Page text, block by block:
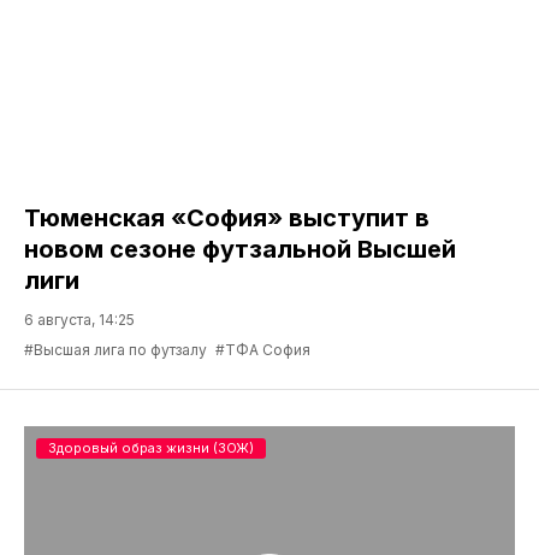
Тюменская «София» выступит в
новом сезоне футзальной Высшей
лиги
6 августа, 14:25
#Высшая лига по футзалу #ТФА София
Здоровый образ жизни (ЗОЖ)